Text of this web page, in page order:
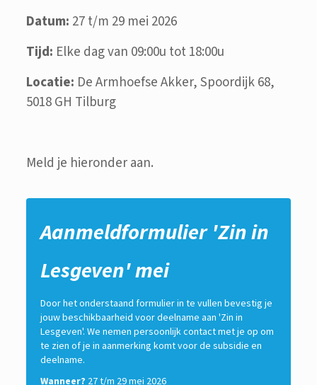
Datum: 27 t/m 29 mei 2026
Tijd: Elke dag van 09:00u tot 18:00u
Locatie: De Armhoefse Akker, Spoordijk 68,
5018 GH Tilburg
Meld je hieronder aan.
Aanmeldformulier 'Zin in
Lesgeven' mei
Door het onderstaand formulier in te vullen bevestig je
jouw beschikbaarheid voor deelname aan 'Zin in
Lesgeven'. We nemen persoonlijk contact met je op om
te zien of je in aanmerking komt voor de subsidie en
deelname.
Wanneer? 27 t/m 29 mei 2026